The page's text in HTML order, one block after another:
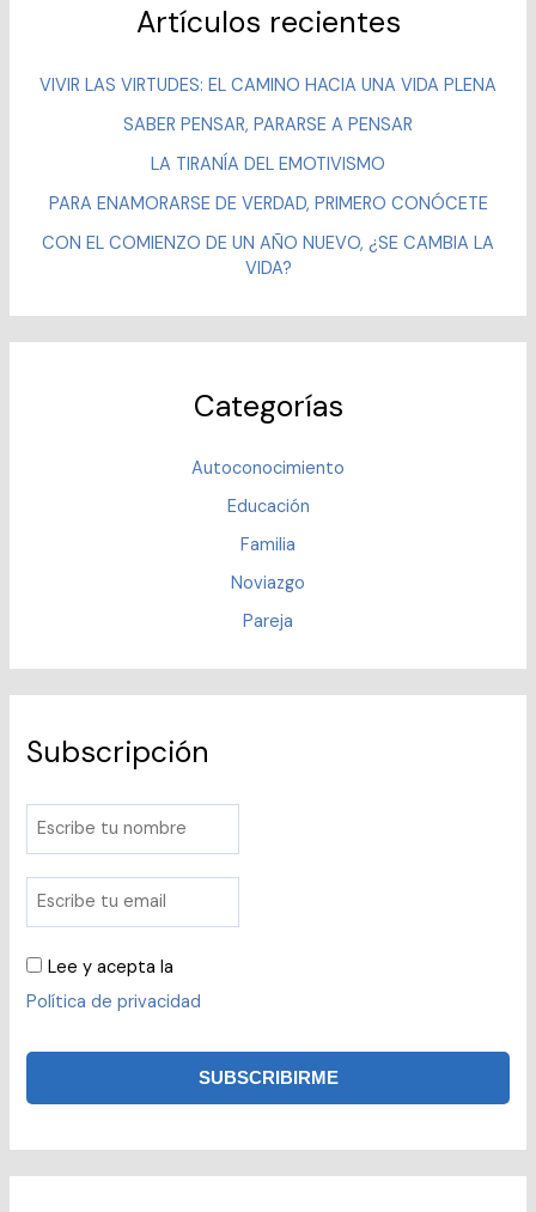
Artículos recientes
VIVIR LAS VIRTUDES: EL CAMINO HACIA UNA VIDA PLENA
SABER PENSAR, PARARSE A PENSAR
LA TIRANÍA DEL EMOTIVISMO
PARA ENAMORARSE DE VERDAD, PRIMERO CONÓCETE
CON EL COMIENZO DE UN AÑO NUEVO, ¿SE CAMBIA LA
VIDA?
Categorías
Autoconocimiento
Educación
Familia
Noviazgo
Pareja
Subscripción
Lee y acepta la
Política de privacidad